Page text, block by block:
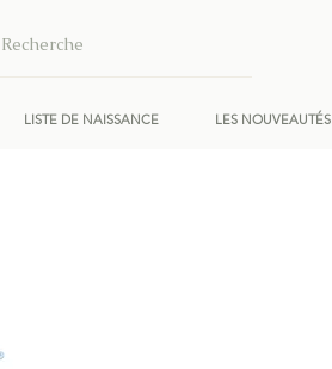
LISTE DE NAISSANCE LES NOUVEAUTÉS